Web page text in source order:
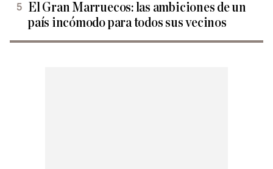
El Gran Marruecos: las ambiciones de un
país incómodo para todos sus vecinos